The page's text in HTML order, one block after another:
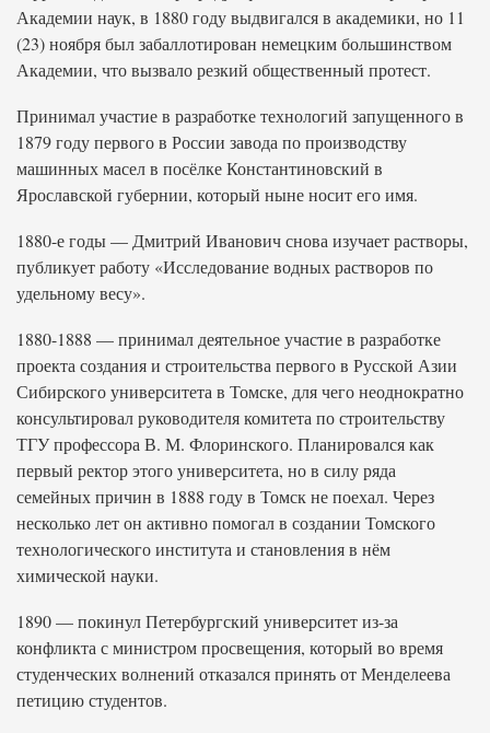
Академии наук, в 1880 году выдвигался в академики, но 11
(23) ноября был забаллотирован немецким большинством
Академии, что вызвало резкий общественный протест.
Принимал участие в разработке технологий запущенного в
1879 году первого в России завода по производству
машинных масел в посёлке Константиновский в
Ярославской губернии, который ныне носит его имя.
1880-е годы — Дмитрий Иванович снова изучает растворы,
публикует работу «Исследование водных растворов по
удельному весу».
1880-1888 — принимал деятельное участие в разработке
проекта создания и строительства первого в Русской Азии
Сибирского университета в Томске, для чего неоднократно
консультировал руководителя комитета по строительству
ТГУ профессора В. М. Флоринского. Планировался как
первый ректор этого университета, но в силу ряда
семейных причин в 1888 году в Томск не поехал. Через
несколько лет он активно помогал в создании Томского
технологического института и становления в нём
химической науки.
1890 — покинул Петербургский университет из-за
конфликта с министром просвещения, который во время
студенческих волнений отказался принять от Менделеева
петицию студентов.